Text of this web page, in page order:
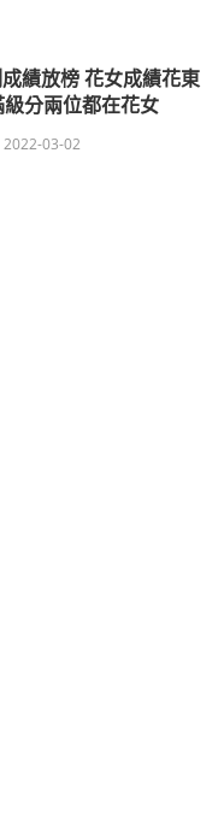
績放榜 花女成績花東
分兩位都在花女
2022-03-02